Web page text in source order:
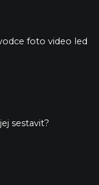
foto video led
sestavit?